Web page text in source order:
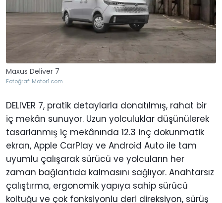
Maxus Deliver 7
Fotoğraf: Motor1.com
DELIVER 7, pratik detaylarla donatılmış, rahat bir
iç mekân sunuyor. Uzun yolculuklar düşünülerek
tasarlanmış iç mekânında 12.3 inç dokunmatik
ekran, Apple CarPlay ve Android Auto ile tam
uyumlu çalışarak sürücü ve yolcuların her
zaman bağlantıda kalmasını sağlıyor. Anahtarsız
çalıştırma, ergonomik yapıya sahip sürücü
koltuğu ve çok fonksiyonlu deri direksiyon, sürüş